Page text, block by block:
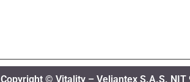
Copyright © Vitality – Veliantex S.A.S. NIT